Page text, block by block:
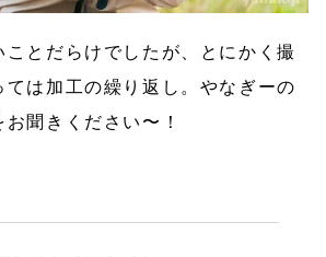
ことだらけでしたが、とにかく撮
ては加工の繰り返し。やなぎーの
聞きください〜！